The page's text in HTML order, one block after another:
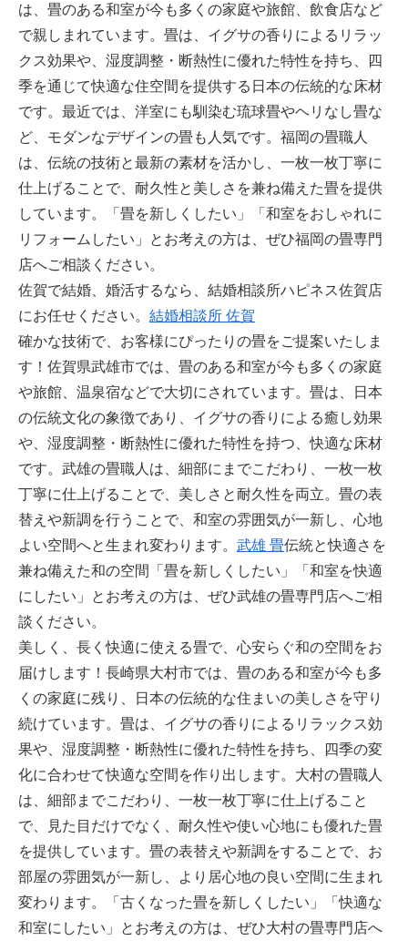
は、畳のある和室が今も多くの家庭や旅館、飲食店など
で親しまれています。畳は、イグサの香りによるリラッ
クス効果や、湿度調整・断熱性に優れた特性を持ち、四
季を通じて快適な住空間を提供する日本の伝統的な床材
です。最近では、洋室にも馴染む琉球畳やヘリなし畳な
ど、モダンなデザインの畳も人気です。福岡の畳職人
は、伝統の技術と最新の素材を活かし、一枚一枚丁寧に
仕上げることで、耐久性と美しさを兼ね備えた畳を提供
しています。「畳を新しくしたい」「和室をおしゃれに
リフォームしたい」とお考えの方は、ぜひ福岡の畳専門
店へご相談ください。
佐賀で結婚、婚活するなら、結婚相談所ハピネス佐賀店
にお任せください。 結婚相談所 佐賀
確かな技術で、お客様にぴったりの畳をご提案いたしま
す！佐賀県武雄市では、畳のある和室が今も多くの家庭
や旅館、温泉宿などで大切にされています。畳は、日本
の伝統文化の象徴であり、イグサの香りによる癒し効果
や、湿度調整・断熱性に優れた特性を持つ、快適な床材
です。武雄の畳職人は、細部にまでこだわり、一枚一枚
丁寧に仕上げることで、美しさと耐久性を両立。畳の表
替えや新調を行うことで、和室の雰囲気が一新し、心地
よい空間へと生まれ変わります。 武雄 畳伝統と快適さを
兼ね備えた和の空間「畳を新しくしたい」「和室を快適
にしたい」とお考えの方は、ぜひ武雄の畳専門店へご相
談ください。
美しく、長く快適に使える畳で、心安らぐ和の空間をお
届けします！長崎県大村市では、畳のある和室が今も多
くの家庭に残り、日本の伝統的な住まいの美しさを守り
続けています。畳は、イグサの香りによるリラックス効
果や、湿度調整・断熱性に優れた特性を持ち、四季の変
化に合わせて快適な空間を作り出します。大村の畳職人
は、細部までこだわり、一枚一枚丁寧に仕上げること
で、見た目だけでなく、耐久性や使い心地にも優れた畳
を提供しています。畳の表替えや新調をすることで、お
部屋の雰囲気が一新し、より居心地の良い空間に生まれ
変わります。「古くなった畳を新しくしたい」「快適な
和室にしたい」とお考えの方は、ぜひ大村の畳専門店へ